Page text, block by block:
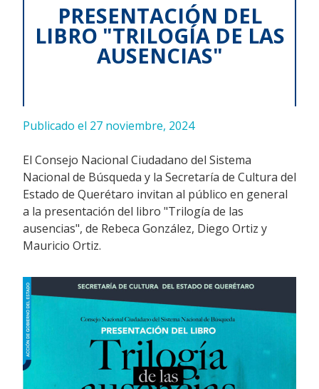
PRESENTACIÓN DEL
LIBRO "TRILOGÍA DE LAS
AUSENCIAS"
Publicado el 27 noviembre, 2024
El Consejo Nacional Ciudadano del Sistema
Nacional de Búsqueda y la Secretaría de Cultura del
Estado de Querétaro invitan al público en general
a la presentación del libro "Trilogía de las
ausencias", de Rebeca González, Diego Ortiz y
Mauricio Ortiz.